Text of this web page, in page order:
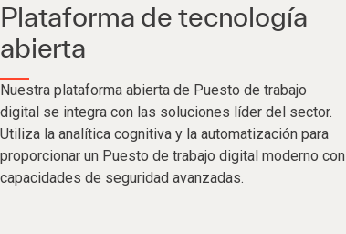
Plataforma de tecnología
abierta
Nuestra plataforma abierta de Puesto de trabajo
digital se integra con las soluciones líder del sector.
Utiliza la analítica cognitiva y la automatización para
proporcionar un Puesto de trabajo digital moderno con
capacidades de seguridad avanzadas.